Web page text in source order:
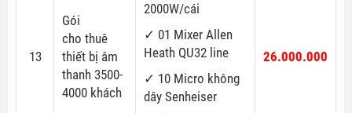
13
Gói
cho thuê
thiết bị âm
thanh 3500-
4000 khách
2000W/cái
✓ 01 Mixer Allen
Heath QU32 line
✓ 10 Micro không
dây Senheiser
26.000.000